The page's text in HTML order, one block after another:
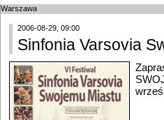
Warszawa
2006-08-29, 09:00
Sinfonia Varsovia